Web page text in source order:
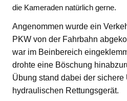
die Kameraden natürlich gerne.
Angenommen wurde ein
PKW von der Fahrbahn
war im Beinbereich
drohte eine Böschung
Übung stand dabei der sichere
hydraulischen Rettungsgerät.